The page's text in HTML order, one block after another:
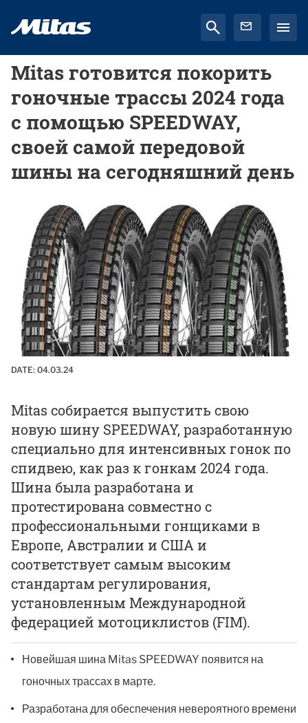
Mitas готовится покорить
гоночные трассы 2024 года
с помощью SPEEDWAY,
своей самой передовой
шины на сегодняшний день
DATE: 04.03.24
Mitas собирается выпустить свою
новую шину SPEEDWAY, разработанную
специально для интенсивных гонок по
спидвею, как раз к гонкам 2024 года.
Шина была разработана и
протестирована совместно с
профессиональными гонщиками в
Европе, Австралии и США и
соответствует самым высоким
стандартам регулирования,
установленным Международной
федерацией мотоциклистов (FIM).
Новейшая шина Mitas SPEEDWAY появится на
гоночных трассах в марте.
Разработана для обеспечения невероятного времени